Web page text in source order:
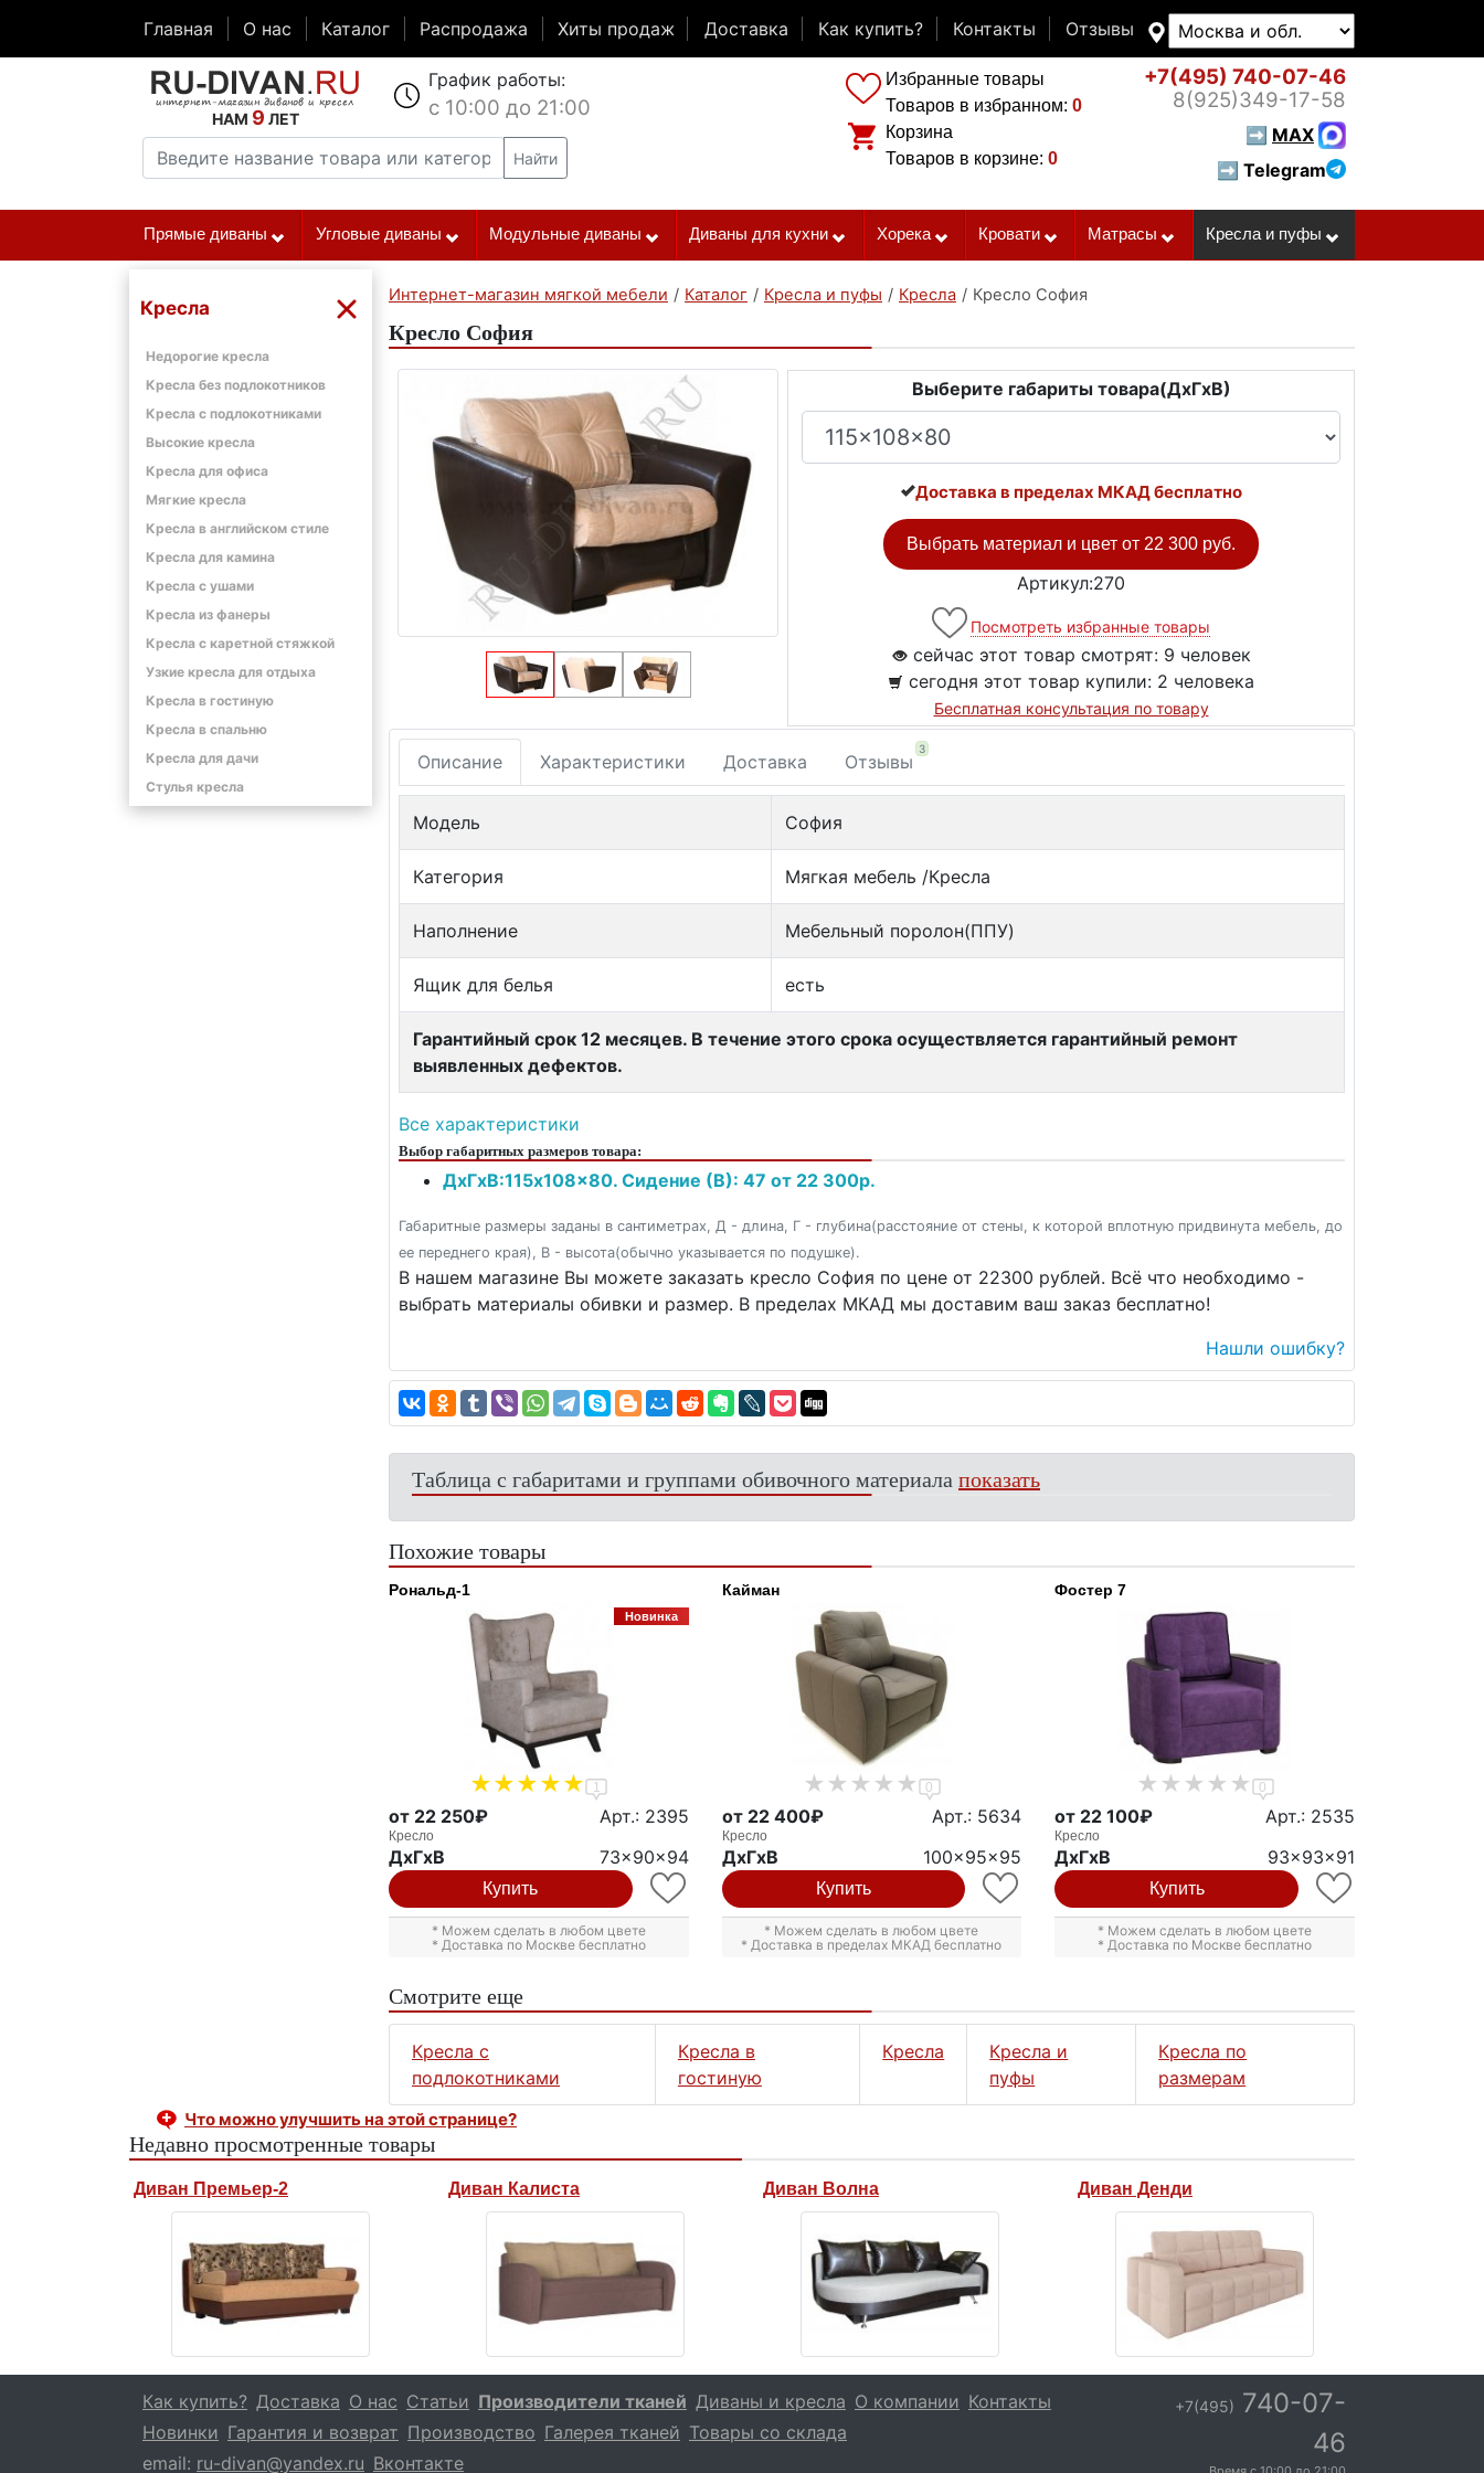
Главная О нас Каталог Распродажа Хиты продаж Доставка Как купить? Контакты Отзывы
НАМ 9 ЛЕТ
График работы:
с 10:00 до 21:00
Найти
Избранные товары
Товаров в избранном: 0
Корзина
Товаров в корзине: 0
+7(495) 740-07-46
8(925)349-17-58
➡ MAX
➡ Telegram
Прямые диваны Угловые диваны Модульные диваны Диваны для кухни Хорека Кровати Матрасы Кресла и пуфы
Кресла
Недорогие кресла
Кресла без подлокотников
Кресла с подлокотниками
Высокие кресла
Кресла для офиса
Мягкие кресла
Кресла в английском стиле
Кресла для камина
Кресла с ушами
Кресла из фанеры
Кресла с каретной стяжкой
Узкие кресла для отдыха
Кресла в гостиную
Кресла в спальню
Кресла для дачи
Стулья кресла
Интернет-магазин мягкой мебели / Каталог / Кресла и пуфы / Кресла / Кресло София
Кресло София
Выберите габариты товара(ДxГxВ)
Доставка в пределах МКАД бесплатно
Выбрать материал и цвет от 22 300 руб.
Артикул:270
Посмотреть избранные товары
сейчас этот товар смотрят: 9 человек
сегодня этот товар купили: 2 человека
Бесплатная консультация по товару
Описание Характеристики Доставка Отзывы
3
Модель София
Категория Мягкая мебель /Кресла
Наполнение Мебельный поролон(ППУ)
Ящик для белья есть
Гарантийный срок 12 месяцев. В течение этого срока осуществляется гарантийный ремонт
выявленных дефектов.
Все характеристики
Выбор габаритных размеров товара:
ДxГxВ:115x108x80. Сидение (В): 47 от 22 300р.
Габаритные размеры заданы в сантиметрах, Д - длина, Г - глубина(расстояние от стены, к которой вплотную придвинута мебель, до
ее переднего края), В - высота(обычно указывается по подушке).
В нашем магазине Вы можете заказать кресло София по цене от 22300 рублей. Всё что необходимо -
выбрать материалы обивки и размер. В пределах МКАД мы доставим ваш заказ бесплатно!
Нашли ошибку?
Таблица с габаритами и группами обивочного материалапоказать
Похожие товары
Рональд-1
Новинка
1
от 22 250₽ Арт.: 2395
Кресло
ДxГxВ 73x90x94
Купить
* Можем сделать в любом цвете
* Доставка по Москве бесплатно
Кайман
0
от 22 400₽ Арт.: 5634
Кресло
ДxГxВ 100x95x95
Купить
* Можем сделать в любом цвете
* Доставка в пределах МКАД бесплатно
Фостер 7
0
от 22 100₽ Арт.: 2535
Кресло
ДxГxВ 93x93x91
Купить
* Можем сделать в любом цвете
* Доставка по Москве бесплатно
Смотрите еще
Кресла с
подлокотниками
Кресла в
гостиную
Кресла
Кресла и
пуфы
Кресла по
размерам
Что можно улучшить на этой странице?
Недавно просмотренные товары
Диван Премьер-2 Диван Калиста Диван Волна Диван Денди
Как купить? Доставка О нас Статьи Производители тканей Диваны и кресла О компании Контакты
Новинки Гарантия и возврат Производство Галерея тканей Товары со склада
email: ru-divan@yandex.ru Вконтакте
+7(495) 740-07-
46